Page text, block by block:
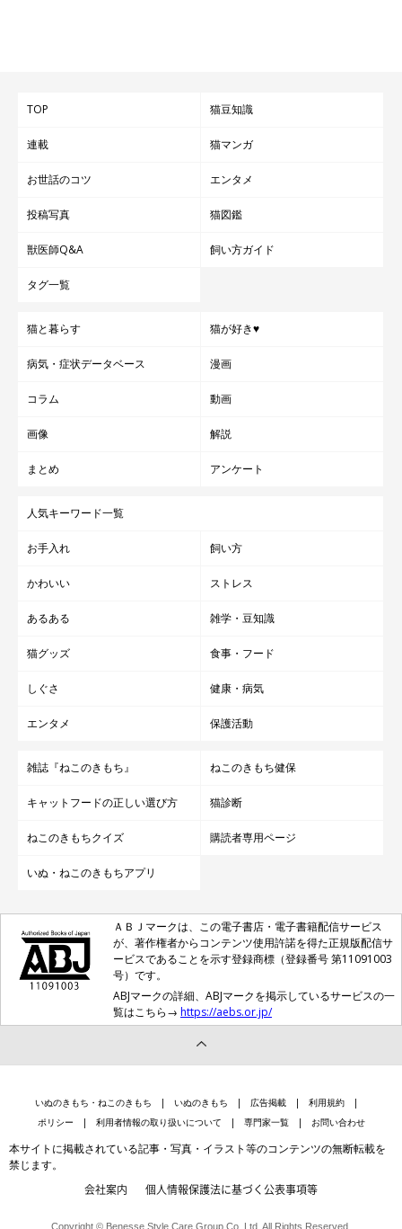
TOP 猫豆知識
連載 猫マンガ
お世話のコツ エンタメ
投稿写真 猫図鑑
獣医師Q&A 飼い方ガイド
タグ一覧
猫と暮らす 猫が好き♥
病気・症状データベース 漫画
コラム 動画
画像 解説
まとめ アンケート
人気キーワード一覧
お手入れ 飼い方
かわいい ストレス
あるある 雑学・豆知識
猫グッズ 食事・フード
しぐさ 健康・病気
エンタメ 保護活動
雑誌『ねこのきもち』 ねこのきもち健保
キャットフードの正しい選び方 猫診断
ねこのきもちクイズ 購読者専用ページ
いぬ・ねこのきもちアプリ
ＡＢＪマークは、この電子書店・電子書籍配信サービス
が、著作権者からコンテンツ使用許諾を得た正規版配信サ
ービスであることを示す登録商標（登録番号 第11091003
号）です。
ABJマークの詳細、ABJマークを掲示しているサービスの一
覧はこちら→ https://aebs.or.jp/
いぬのきもち・ねこのきもち いぬのきもち 広告掲載
利用規約
ポリシー
利用者情報の取り扱いについて 専門家一覧 お問い合わせ
本サイトに掲載されている記事・写真・イラスト等のコンテンツの無断転載を
禁じます。
会社案内 個人情報保護法に基づく公表事項等
Copyright © Benesse Style Care Group Co.,Ltd. All Rights Reserved.